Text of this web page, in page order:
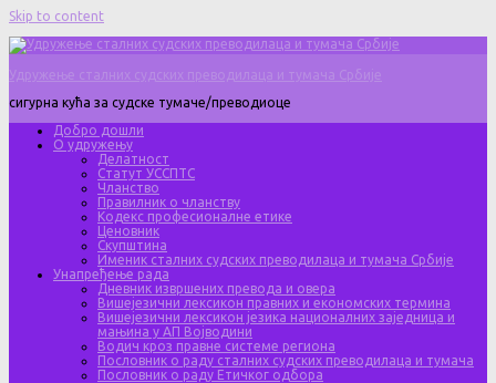
Skip to content
Удружење сталних судских преводилаца и тумача Србије
сигурна кућа за судске тумаче/преводиоце
Добро дошли
О удружењу
Делатност
Статут УССПТС
Чланство
Правилник о чланству
Кодекс професионалне етике
Ценовник
Скупштина
Именик сталних судских преводилаца и тумача Србије
Унапређење рада
Дневник извршених превода и овера
Вишејезични лексикон правних и економских термина
Вишејезични лексикон језика националних заједница и
мањина у АП Војводини
Водич кроз правне системе региона
Пословник о раду сталних судских преводилаца и тумача
Пословник о раду Етичког одбора